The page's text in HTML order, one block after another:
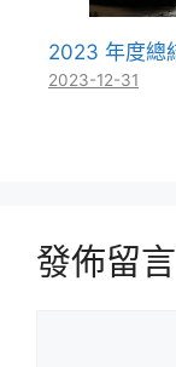
2023 年度總
2023-12-31
發佈留言